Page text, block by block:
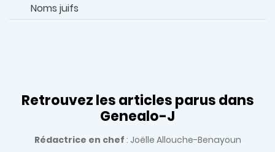
Noms juifs
Retrouvez les articles parus dans
Genealo-J
Rédactrice en chef : Joëlle Allouche-Benayoun